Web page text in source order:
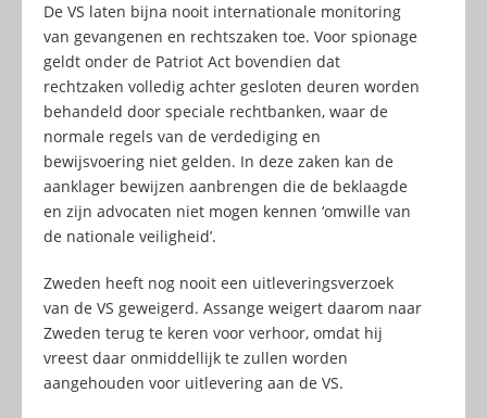
De VS laten bijna nooit internationale monitoring
van gevangenen en rechtszaken toe. Voor spionage
geldt onder de Patriot Act bovendien dat
rechtzaken volledig achter gesloten deuren worden
behandeld door speciale rechtbanken, waar de
normale regels van de verdediging en
bewijsvoering niet gelden. In deze zaken kan de
aanklager bewijzen aanbrengen die de beklaagde
en zijn advocaten niet mogen kennen ‘omwille van
de nationale veiligheid’.
Zweden heeft nog nooit een uitleveringsverzoek
van de VS geweigerd. Assange weigert daarom naar
Zweden terug te keren voor verhoor, omdat hij
vreest daar onmiddellijk te zullen worden
aangehouden voor uitlevering aan de VS.